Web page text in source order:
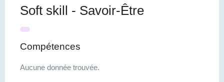
Soft skill - Savoir-Être
Compétences
Aucune donnée trouvée.